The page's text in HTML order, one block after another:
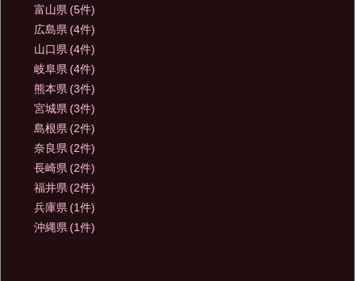
富山県 (5件)
広島県 (4件)
山口県 (4件)
岐阜県 (4件)
熊本県 (3件)
宮城県 (3件)
島根県 (2件)
奈良県 (2件)
長崎県 (2件)
福井県 (2件)
兵庫県 (1件)
沖縄県 (1件)